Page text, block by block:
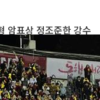
암표상 정조준한 강수